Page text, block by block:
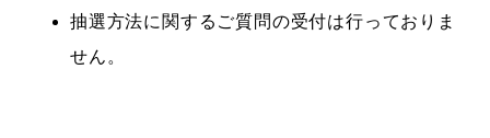
抽選方法に関するご質問の受付は行っておりま
せん。